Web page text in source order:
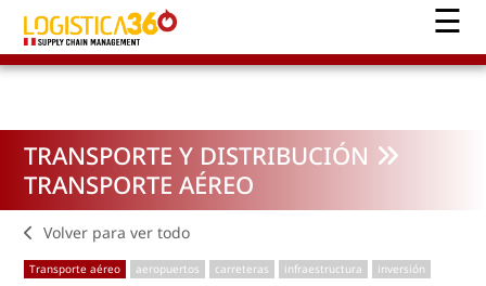
TRANSPORTE Y DISTRIBUCIÓN
TRANSPORTE AÉREO
Volver para ver todo
Transporte aéreo aeropuertos carreteras infraestructura
inversión